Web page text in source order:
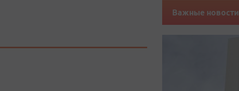
Важные новости